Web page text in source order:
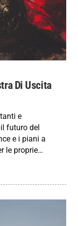
Di Uscita
e
futuro del
e i piani a
le proprie…